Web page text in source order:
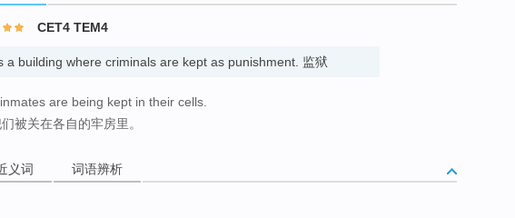
CET4 TEM4
a building where criminals are kept as punishment. 监狱
are being kept in their cells.
被关在各自的牢房里。
义词 词语辨析